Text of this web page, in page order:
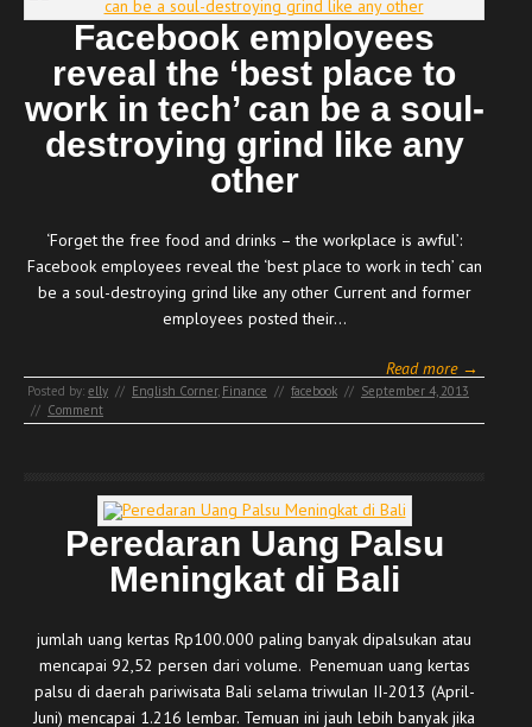
Facebook employees
reveal the ‘best place to
work in tech’ can be a soul-
destroying grind like any
other
‘Forget the free food and drinks – the workplace is awful’:
Facebook employees reveal the ‘best place to work in tech’ can
be a soul-destroying grind like any other Current and former
employees posted their…
Read more →
Posted by: elly // English Corner, Finance // facebook // September 4, 2013
// Comment
Peredaran Uang Palsu
Meningkat di Bali
jumlah uang kertas Rp100.000 paling banyak dipalsukan atau
mencapai 92,52 persen dari volume. Penemuan uang kertas
palsu di daerah pariwisata Bali selama triwulan II-2013 (April-
Juni) mencapai 1.216 lembar. Temuan ini jauh lebih banyak jika